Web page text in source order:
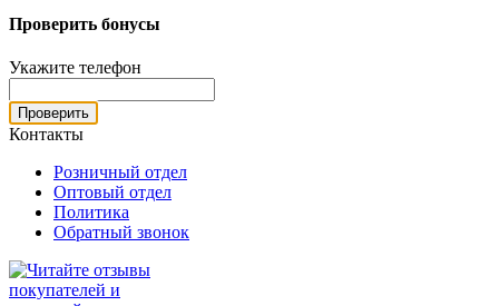
Проверить бонусы
Укажите телефон
Проверить
Контакты
Розничный отдел
Оптовый отдел
Политика
Обратный звонок